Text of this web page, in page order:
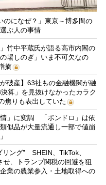
のになぜ？」東京～博多間の
ぶ人の事情
竹中平蔵氏が語る高市内閣の
場しのぎ」いま不可欠なの
摘
破産】63社もの金融機関が融
算」を見抜けなかったカラク
焦りも表出していた
」に変調 「ボンドロ」は依
似品が大量流通し一部で値崩
ング” SHEIN、TikTok、
、トランプ関税の回避を狙
業の農業参入・土地取得への